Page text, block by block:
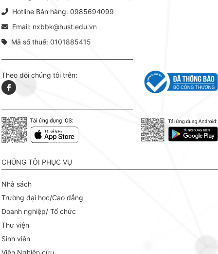
Hotline Bán hàng: 0985694099
Email: nxbbk@hust.edu.vn
Mã số thuế: 0101885415
Theo dõi chúng tôi trên:
CHÚNG TÔI PHỤC VỤ
Nhà sách
Trường đại học/Cao đẳng
Doanh nghiệp/ Tổ chức
Thư viện
Sinh viên
Viện Nghiên cứu